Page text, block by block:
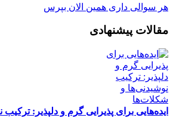
هر سوالی داری همین الان بپرس
مقالات پیشنهادی
ایده‌هایی برای پذیرایی گرم و دلپذیر: